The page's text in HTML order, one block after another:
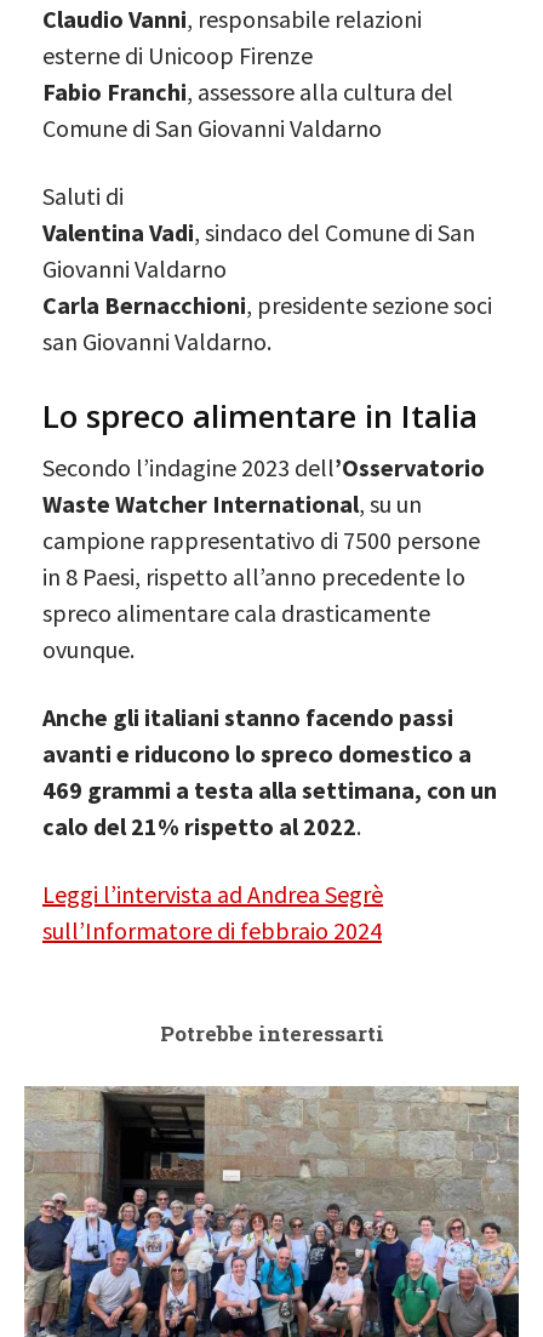
Claudio Vanni, responsabile relazioni
esterne di Unicoop Firenze
Fabio Franchi, assessore alla cultura del
Comune di San Giovanni Valdarno
Saluti di
Valentina Vadi, sindaco del Comune di San
Giovanni Valdarno
Carla Bernacchioni, presidente sezione soci
san Giovanni Valdarno.
Lo spreco alimentare in Italia
Secondo l’indagine 2023 dell’Osservatorio
Waste Watcher International, su un
campione rappresentativo di 7500 persone
in 8 Paesi, rispetto all’anno precedente lo
spreco alimentare cala drasticamente
ovunque.
Anche gli italiani stanno facendo passi
avanti e riducono lo spreco domestico a
469 grammi a testa alla settimana, con un
calo del 21% rispetto al 2022.
Leggi l’intervista ad Andrea Segrè
sull’Informatore di febbraio 2024
Potrebbe interessarti